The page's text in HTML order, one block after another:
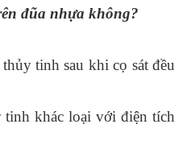
đũa nhựa không?
tinh sau khi cọ sát đều
khác loại với điện tích